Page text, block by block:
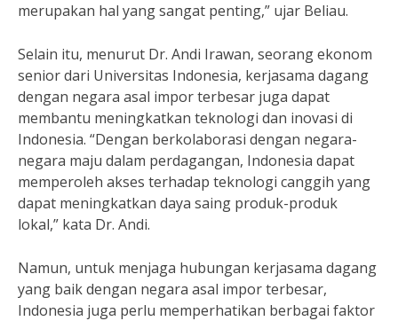
merupakan hal yang sangat penting,” ujar Beliau.
Selain itu, menurut Dr. Andi Irawan, seorang ekonom
senior dari Universitas Indonesia, kerjasama dagang
dengan negara asal impor terbesar juga dapat
membantu meningkatkan teknologi dan inovasi di
Indonesia. “Dengan berkolaborasi dengan negara-
negara maju dalam perdagangan, Indonesia dapat
memperoleh akses terhadap teknologi canggih yang
dapat meningkatkan daya saing produk-produk
lokal,” kata Dr. Andi.
Namun, untuk menjaga hubungan kerjasama dagang
yang baik dengan negara asal impor terbesar,
Indonesia juga perlu memperhatikan berbagai faktor